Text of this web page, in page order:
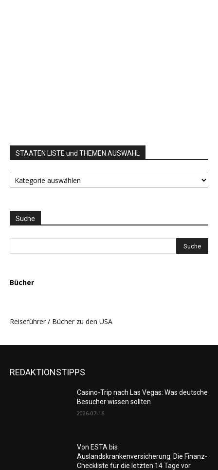
STAATEN LISTE und THEMEN AUSWAHL
STAATEN
LISTE
AUSWAHL
Suche
Bücher
Reiseführer / Bücher zu den USA
REDAKTIONSTIPPS
Casino-Trip nach Las Vegas: Was deutsche
Besucher wissen sollten
2026-07-16
Von ESTA bis
Auslandskrankenversicherung: Die Finanz-
Checkliste für die letzten 14 Tage vor